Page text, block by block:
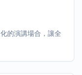
的演講場合，讓全